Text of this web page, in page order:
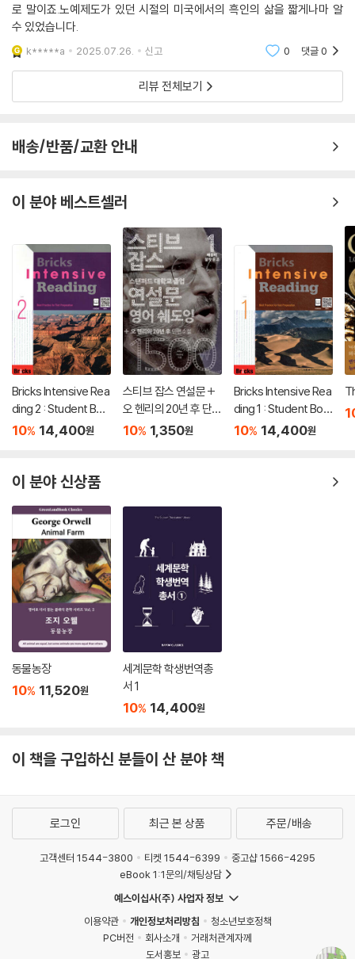
로 말이죠.노예제도가 있던 시절의 미국에서의 흑인의 삶을 짧게나마 알
수 있었습니다.
k*****a 2025.07.26. 신고 0 댓글0
리뷰 전체보기
배송/반품/교환 안내
이 분야 베스트셀러
Bricks Intensive Rea
ding 2 : Student Boo
k
10% 14,400원
스티브 잡스 연설문 +
오 헨리의 20년 후 단편
소설
10% 1,350원
Bricks Intensive Rea
ding 1 : Student Boo
k
10% 14,400원
이 분야 신상품
동물농장
10% 11,520원
세계문학 학생번역총
서 1
10% 14,400원
이 책을 구입하신 분들이 산 분야 책
로그인 최근 본 상품 주문/배송
고객센터 1544-3800 티켓 1544-6399
중고샵 1566-4295
eBook 1:1문의/채팅상담
예스이십사(주) 사업자 정보
이용약관
개인정보처리방침
청소년보호정책
PC버전
회사소개
거래처관계자께
도서홍보
광고